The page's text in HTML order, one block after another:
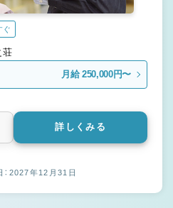
ぐ
之荘
月給 250,000円〜
詳しくみる
：2027年12月31日